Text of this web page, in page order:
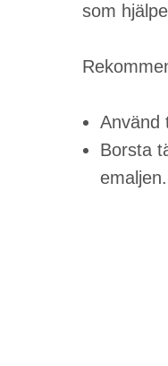
som
Använd
Borsta
emaljen.